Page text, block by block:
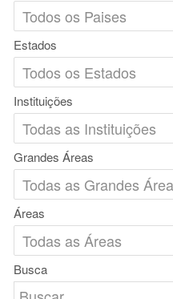
Estados
Instituições
Grandes Áreas
Áreas
Busca